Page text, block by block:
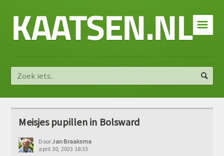
☰
KAATSEN.NL
Meisjes pupillen in Bolsward
DoorJan Braaksma
april 30, 2023 18:33